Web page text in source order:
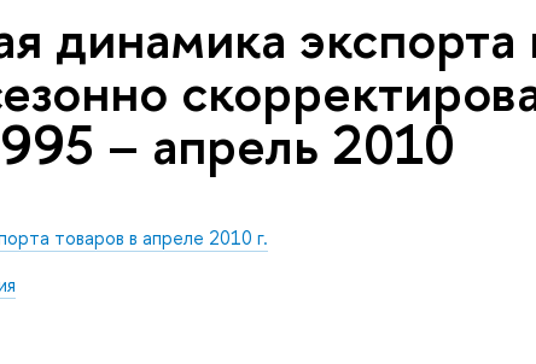
динамика
– апрель 2010
товаров в апреле 2010 г.